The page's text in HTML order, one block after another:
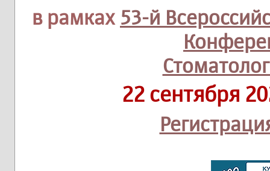
в рамках 53-й
22 сентября